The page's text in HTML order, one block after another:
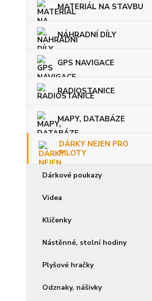
MATERIÁL NA STAVBU
NÁHRADNÍ DÍLY
GPS NAVIGACE
RADIOSTANICE
MAPY, DATABÁZE
DÁRKY NEJEN PRO
PILOTY
Dárkové poukazy
Videa
Klíčenky
Nástěnné, stolní hodiny
Plyšové hračky
Odznaky, nášivky